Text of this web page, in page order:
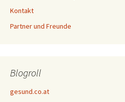
Kontakt
Partner und Freunde
Blogroll
gesund.co.at